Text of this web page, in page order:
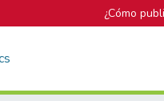
¿Cómo